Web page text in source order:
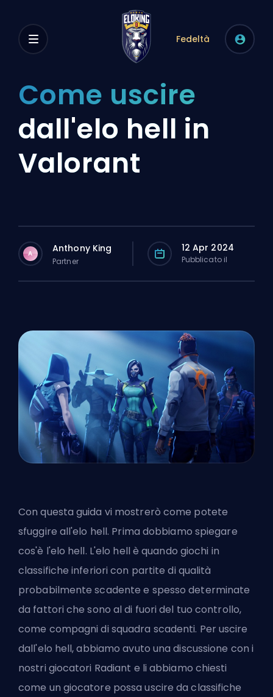
Fedeltà
Come uscire
dall'elo hell in
Valorant
A Anthony King
Partner
12 Apr 2024
Pubblicato il
Con questa guida vi mostrerò come potete
sfuggire all'elo hell. Prima dobbiamo spiegare
cos'è l'elo hell. L'elo hell è quando giochi in
classifiche inferiori con partite di qualità
probabilmente scadente e spesso determinate
da fattori che sono al di fuori del tuo controllo,
come compagni di squadra scadenti. Per uscire
dall'elo hell, abbiamo avuto una discussione con i
nostri giocatori Radiant e li abbiamo chiesti
come un giocatore possa uscire da classifiche